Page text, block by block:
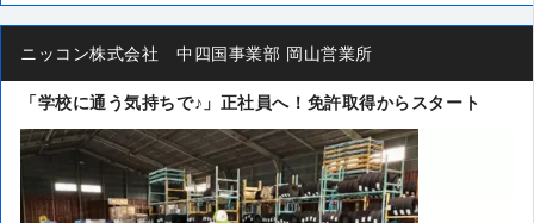
ニッコン株式会社 中四国事業部 岡山営業所
「学校に通う気持ちで♪」正社員へ！免許取得からスタート